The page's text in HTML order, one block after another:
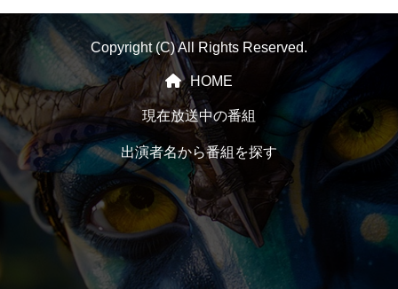
Copyright (C) All Rights Reserved.
HOME
現在放送中の番組
出演者名から番組を探す